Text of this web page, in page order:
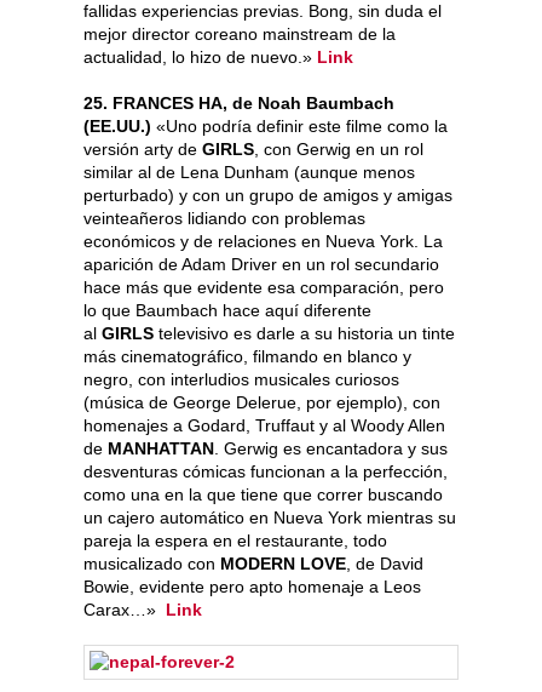
fallidas experiencias previas. Bong, sin duda el
mejor director coreano mainstream de la
actualidad, lo hizo de nuevo.» Link
25. FRANCES HA, de Noah Baumbach
(EE.UU.) «Uno podría definir este filme como la
versión arty de GIRLS , con Gerwig en un rol
similar al de Lena Dunham (aunque menos
perturbado) y con un grupo de amigos y amigas
veinteañeros lidiando con problemas
económicos y de relaciones en Nueva York. La
aparición de Adam Driver en un rol secundario
hace más que evidente esa comparación, pero
lo que Baumbach hace aquí diferente
al GIRLS televisivo es darle a su historia un tinte
más cinematográfico, filmando en blanco y
negro, con interludios musicales curiosos
(música de George Delerue, por ejemplo), con
homenajes a Godard, Truffaut y al Woody Allen
de MANHATTAN . Gerwig es encantadora y sus
desventuras cómicas funcionan a la perfección,
como una en la que tiene que correr buscando
un cajero automático en Nueva York mientras su
pareja la espera en el restaurante, todo
musicalizado con MODERN LOVE , de David
Bowie, evidente pero apto homenaje a Leos
Carax…» Link